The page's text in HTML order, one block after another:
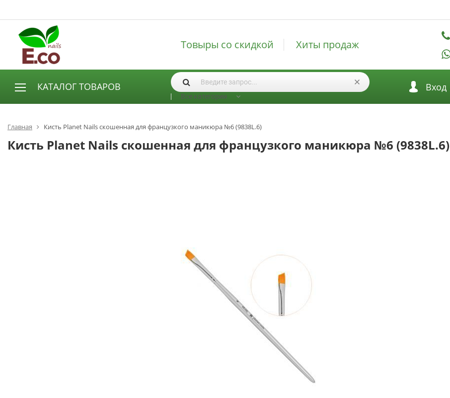
Товыры со скидкой Хиты продаж
КАТАЛОГ ТОВАРОВ
АКСЕССУАРЫ И РАСХОДНЫЕ МАТЕРИАЛЫ
Аксессуары
Кисти
Все категории
Вход
Главная Кисть Planet Nails скошенная для французкого маникюра №6 (9838L.6)
Кисть Planet Nails скошенная для французкого маникюра №6 (9838L.6)